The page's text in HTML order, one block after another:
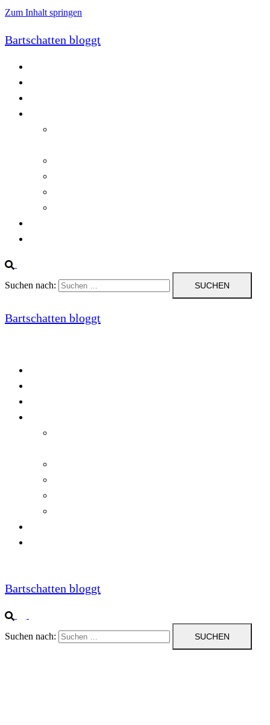
Zum Inhalt springen
Bartschatten bloggt
Suchen nach:
Bartschatten bloggt
Bartschatten bloggt
Suchen nach: